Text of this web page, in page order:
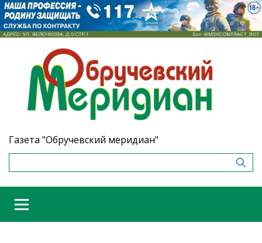
Газета "Обручевский меридиан"